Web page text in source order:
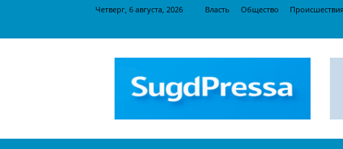
Четверг, 6 августа, 2026 Власть Общество